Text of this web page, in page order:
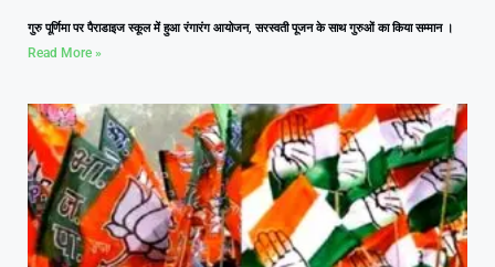
गुरु पूर्णिमा पर पैराडाइज स्कूल में हुआ रंगारंग आयोजन, सरस्वती पूजन के साथ गुरुओं का किया सम्मान ।
Read More »